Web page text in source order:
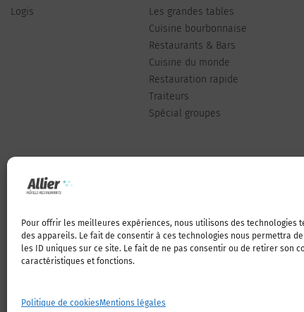
Pour offrir les meilleures expériences, nous utilisons des
des appareils. Le fait de consentir à ces technologies nous permettra
les ID uniques sur ce site. Le fait de ne pas consentir ou de retirer son
caractéristiques et fonctions.
Politique de cookiesMentions légales
Logis
Les grandes tables
Cuisine bourbonnaise
Restaurants & Bars
Cuisine du monde
Restauration rapide
Traiteurs
Spécial groupes
Qui sommes-nous